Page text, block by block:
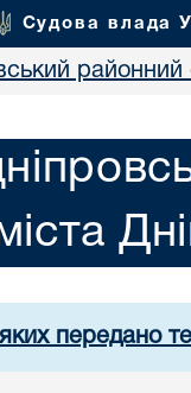
Судова влада
районний
яких передано